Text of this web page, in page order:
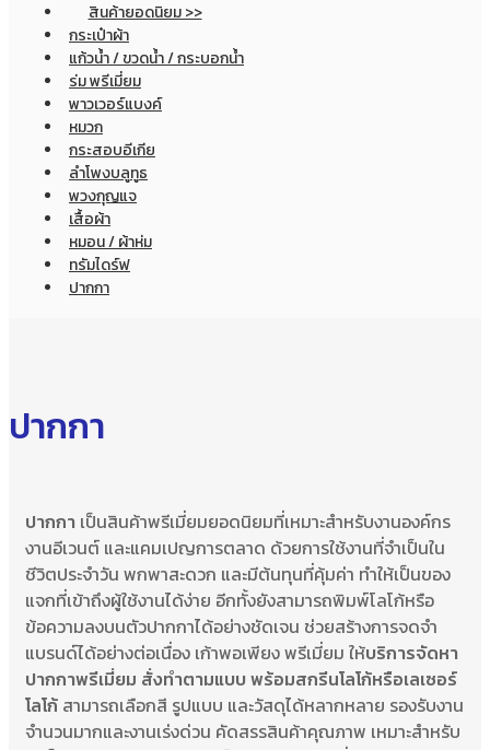
สินค้ายอดนิยม >>
กระเป๋าผ้า
แก้วน้ำ / ขวดน้ำ / กระบอกน้ำ
ร่ม พรีเมี่ยม
พาวเวอร์แบงค์
หมวก
กระสอบอีเกีย
ลำโพงบลูทูธ
พวงกุญแจ
เสื้อผ้า
หมอน / ผ้าห่ม
ทรัมไดร์ฟ
ปากกา
ปากกา
ปากกา เป็นสินค้าพรีเมี่ยมยอดนิยมที่เหมาะสำหรับงานองค์กร
งานอีเวนต์ และแคมเปญการตลาด ด้วยการใช้งานที่จำเป็นใน
ชีวิตประจำวัน พกพาสะดวก และมีต้นทุนที่คุ้มค่า ทำให้เป็นของ
แจกที่เข้าถึงผู้ใช้งานได้ง่าย อีกทั้งยังสามารถพิมพ์โลโก้หรือ
ข้อความลงบนตัวปากกาได้อย่างชัดเจน ช่วยสร้างการจดจำ
แบรนด์ได้อย่างต่อเนื่อง เก้าพอเพียง พรีเมี่ยม ให้บริการจัดหา
ปากกาพรีเมี่ยม สั่งทำตามแบบ พร้อมสกรีนโลโก้หรือเลเซอร์
โลโก้ สามารถเลือกสี รูปแบบ และวัสดุได้หลากหลาย รองรับงาน
จำนวนมากและงานเร่งด่วน คัดสรรสินค้าคุณภาพ เหมาะสำหรับ